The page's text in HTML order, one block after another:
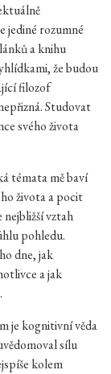
jediné rozumné
a knihu
že budou
filozof
Studovat
svého života
témata mě baví
života a pocit
nejbližší vztah
pohledu.
dne, jak
a jak
je kognitivní věda
sílu
kolem